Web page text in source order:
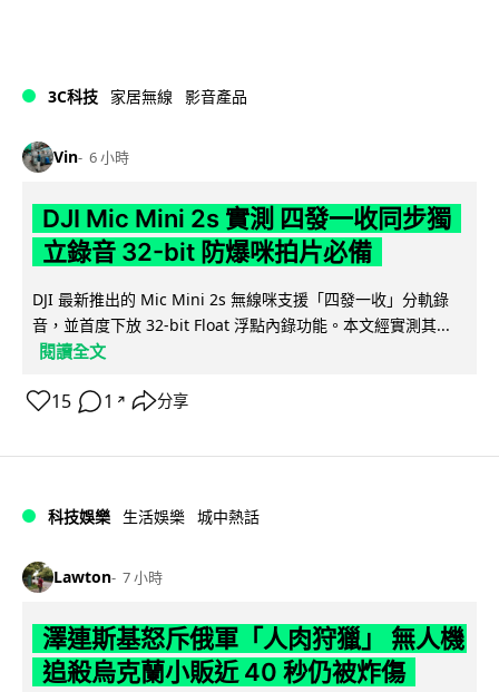
3C科技 家居無線 影音產品
Vin 6 小時
DJI Mic Mini 2s 實測 四發一收同步獨
立錄音 32-bit 防爆咪拍片必備
DJI 最新推出的 Mic Mini 2s 無線咪支援「四發一收」分軌錄
音，並首度下放 32-bit Float 浮點內錄功能。本文經實測其...
閱讀全文
15 1 ↗ 分享
科技娛樂 生活娛樂 城中熱話
Lawton 7 小時
澤連斯基怒斥俄軍「人肉狩獵」 無人機
追殺烏克蘭小販近 40 秒仍被炸傷